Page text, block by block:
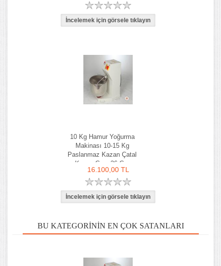
10 Kg Hamur Yoğurma
Makinası 10-15 Kg
Paslanmaz Kazan Çatal
Kazan Çapı 36 Cm
16.100,00 TL
BU KATEGORININ EN ÇOK SATANLARI